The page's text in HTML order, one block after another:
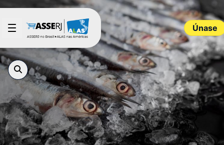
Saltar al contenido principal
Únase